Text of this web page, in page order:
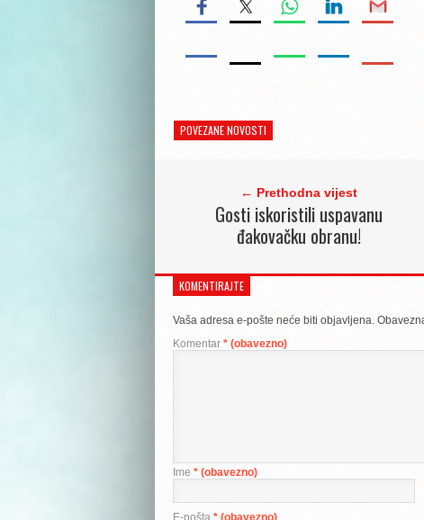
POVEZANE NOVOSTI
← Prethodna vijest
Gosti iskoristili uspavanu
đakovačku obranu!
KOMENTIRAJTE
Vaša adresa e-pošte neće biti objavljena.
Komentar * (obavezno)
Ime * (obavezno)
E-pošta * (obavezno)